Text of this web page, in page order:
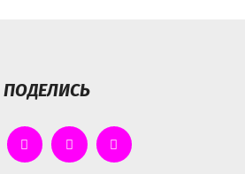
ПОДЕЛИСЬ